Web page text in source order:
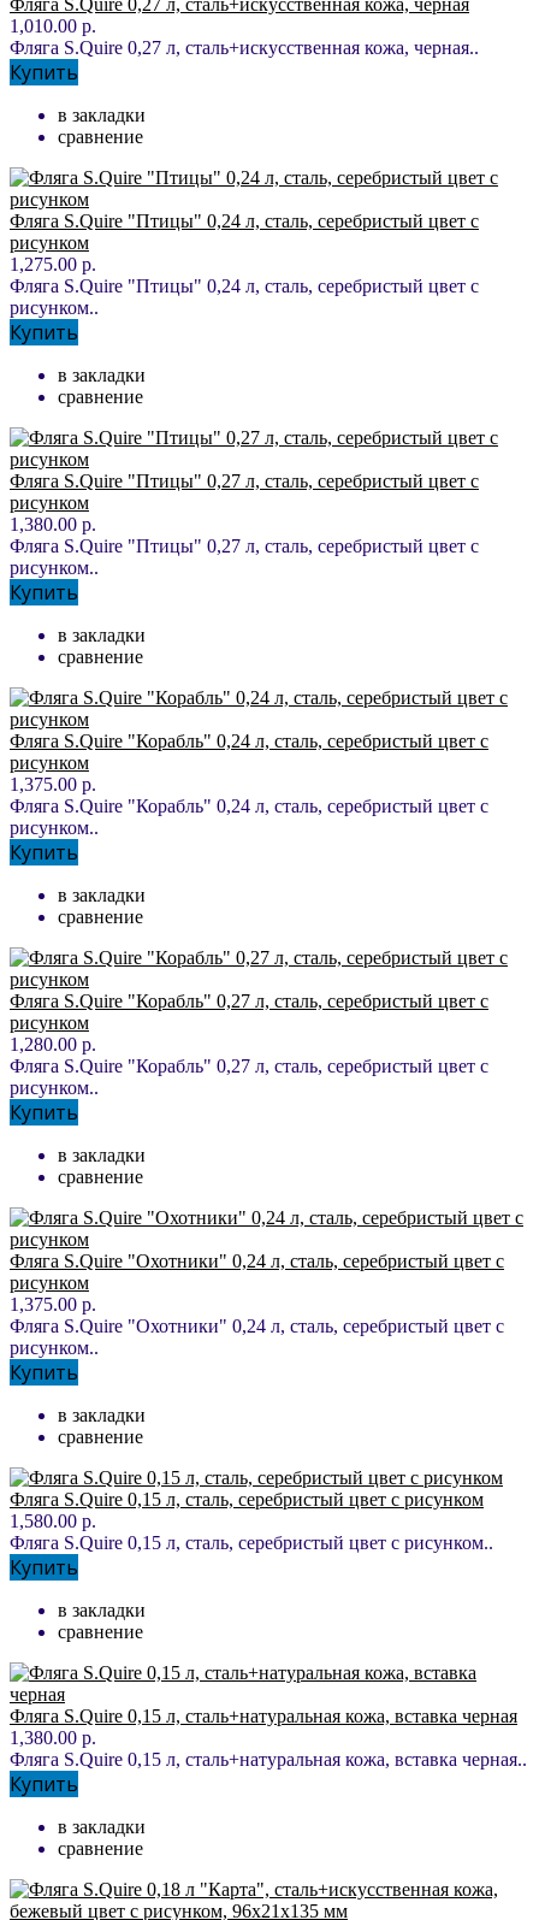
1,010.00 р.
Фляга S.Quire 0,27 л, сталь+искусственная кожа, черная..
Купить
в закладки
сравнение
Фляга S.Quire "Птицы" 0,24 л, сталь, серебристый цвет с
рисунком
1,275.00 р.
Фляга S.Quire "Птицы" 0,24 л, сталь, серебристый цвет с
рисунком..
Купить
в закладки
сравнение
Фляга S.Quire "Птицы" 0,27 л, сталь, серебристый цвет с
рисунком
1,380.00 р.
Фляга S.Quire "Птицы" 0,27 л, сталь, серебристый цвет с
рисунком..
Купить
в закладки
сравнение
Фляга S.Quire "Корабль" 0,24 л, сталь, серебристый цвет с
рисунком
1,375.00 р.
Фляга S.Quire "Корабль" 0,24 л, сталь, серебристый цвет с
рисунком..
Купить
в закладки
сравнение
Фляга S.Quire "Корабль" 0,27 л, сталь, серебристый цвет с
рисунком
1,280.00 р.
Фляга S.Quire "Корабль" 0,27 л, сталь, серебристый цвет с
рисунком..
Купить
в закладки
сравнение
Фляга S.Quire "Охотники" 0,24 л, сталь, серебристый цвет с
рисунком
1,375.00 р.
Фляга S.Quire "Охотники" 0,24 л, сталь, серебристый цвет с
рисунком..
Купить
в закладки
сравнение
Фляга S.Quire 0,15 л, сталь, серебристый цвет с рисунком
1,580.00 р.
Фляга S.Quire 0,15 л, сталь, серебристый цвет с рисунком..
Купить
в закладки
сравнение
Фляга S.Quire 0,15 л, сталь+натуральная кожа, вставка черная
1,380.00 р.
Фляга S.Quire 0,15 л, сталь+натуральная кожа, вставка черная..
Купить
в закладки
сравнение